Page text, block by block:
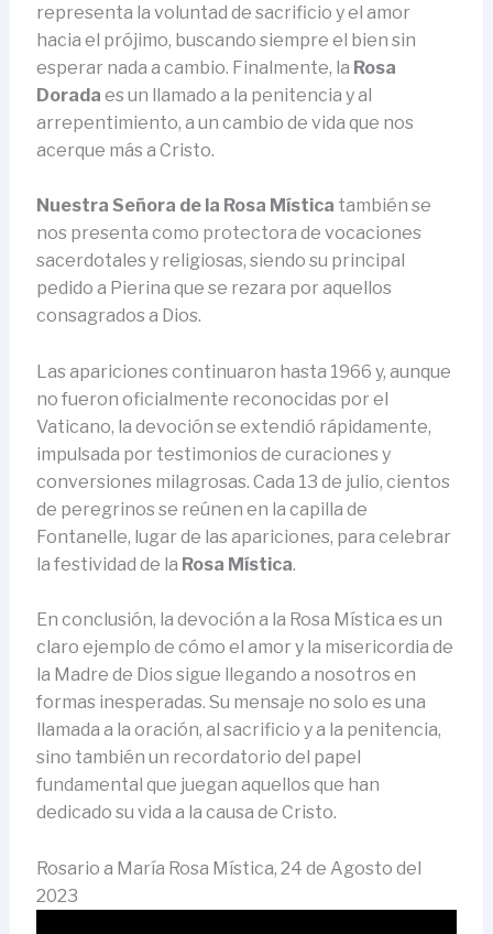
representa la voluntad de sacrificio y el amor
hacia el prójimo, buscando siempre el bien sin
esperar nada a cambio. Finalmente, la Rosa
Dorada es un llamado a la penitencia y al
arrepentimiento, a un cambio de vida que nos
acerque más a Cristo.
Nuestra Señora de la Rosa Mística también se
nos presenta como protectora de vocaciones
sacerdotales y religiosas, siendo su principal
pedido a Pierina que se rezara por aquellos
consagrados a Dios.
Las apariciones continuaron hasta 1966 y, aunque
no fueron oficialmente reconocidas por el
Vaticano, la devoción se extendió rápidamente,
impulsada por testimonios de curaciones y
conversiones milagrosas. Cada 13 de julio, cientos
de peregrinos se reúnen en la capilla de
Fontanelle, lugar de las apariciones, para celebrar
la festividad de la Rosa Mística.
En conclusión, la devoción a la Rosa Mística es un
claro ejemplo de cómo el amor y la misericordia de
la Madre de Dios sigue llegando a nosotros en
formas inesperadas. Su mensaje no solo es una
llamada a la oración, al sacrificio y a la penitencia,
sino también un recordatorio del papel
fundamental que juegan aquellos que han
dedicado su vida a la causa de Cristo.
Rosario a María Rosa Mística, 24 de Agosto del
2023